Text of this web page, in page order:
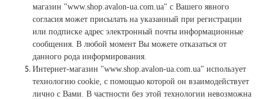
магазин "www.shop.avalon-ua.com.ua" с Вашего явного
согласия может присылать на указанный при регистрации
или подписке адрес электронный почты информационные
сообщения. В любой момент Вы можете отказаться от
данного рода информирования.
Интернет-магазин "www.shop.avalon-ua.com.ua" использует
технологию cookie, с помощью которой он взаимодействует
лично с Вами. В частности без этой технологии невозможна